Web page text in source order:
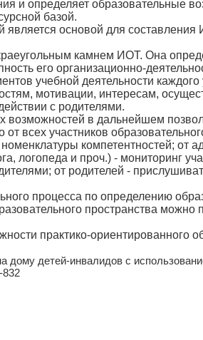
и определяет образовательные
базой.
является основой для составления
камнем ИОТ. Она
его организационно-
учебной деятельности
мотивации, интересам,
с родителями.
возможностей в дальнейшем
всех участников
компетентностей; от
логопеда и проч.) - мониторинг
от родителей -
процесса по определению
пространства
практико-ориентированного
дому детей-инвалидов с
832